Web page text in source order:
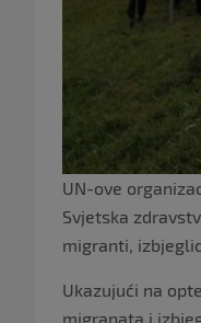
UN-ove
Svjetska
migranti,
Ukazujući na
migranata i